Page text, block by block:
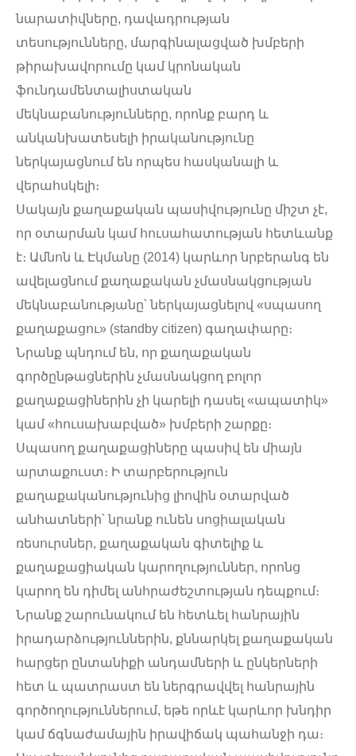
նարատիվները, դավադրության
տեսությունները, մարգինալացված խմբերի
թիրախավորումը կամ կրոնական
ֆունդամենտալիստական
մեկնաբանությունները, որոնք բարդ և
անկանխատեսելի իրականությունը
ներկայացնում են որպես հասկանալի և
վերահսկելի։
Սակայն քաղաքական պասիվությունը միշտ չէ,
որ օտարման կամ հուսահատության հետևանք
է։ Ամնոն և Էկմանը (2014) կարևոր նրբերանգ են
ավելացնում քաղաքական չմասնակցության
մեկնաբանությանը՝ ներկայացնելով «սպասող
քաղաքացու» (standby citizen) գաղափարը։
Նրանք պնդում են, որ քաղաքական
գործընթացներին չմասնակցող բոլոր
քաղաքացիներին չի կարելի դասել «ապատիկ»
կամ «հուսախաբված» խմբերի շարքը։
Սպասող քաղաքացիները պասիվ են միայն
արտաքուստ։ Ի տարբերություն
քաղաքականությունից լիովին օտարված
անհատների՝ նրանք ունեն սոցիալական
ռեսուրսներ, քաղաքական գիտելիք և
քաղաքացիական կարողություններ, որոնց
կարող են դիմել անհրաժեշտության դեպքում։
Նրանք շարունակում են հետևել հանրային
իրադարձություններին, քննարկել քաղաքական
հարցեր ընտանիքի անդամների և ընկերների
հետ և պատրաստ են ներգրավվել հանրային
գործողություններում, եթե որևէ կարևոր խնդիր
կամ ճգնաժամային իրավիճակ պահանջի դա։